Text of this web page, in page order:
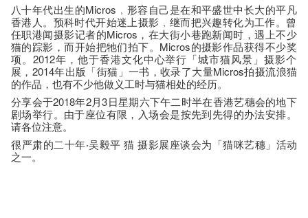
八十年代出生的Micros﹐ 形容自己是在和平盛世中长大的平凡
香港人。 预科时代开始迷上摄影﹐继而把兴趣转化为工作。 曾
任职港闻摄影记者的Micros，在大街小巷跑新闻时，遇上不少
猫的踪影，而开始把牠们拍下。Micros的摄影作品获得不少奖
项。2012年，他于香港文化中心举行「城市猫风景」摄影个
展，2014年出版「街猫」一书，收录了大量Micros拍摄流浪猫
的作品，也有不少他做义工时与猫相处的经历。
分享会于2018年2月3日星期六下午二时半在香港艺穗会的地下
剧场举行。由于座位有限，入场会是按先到先得的办法安排。
请各位注意。
很严肃的二十年‧吴毅平 猫 摄影展座谈会为「猫咪艺穗」活动
之一。